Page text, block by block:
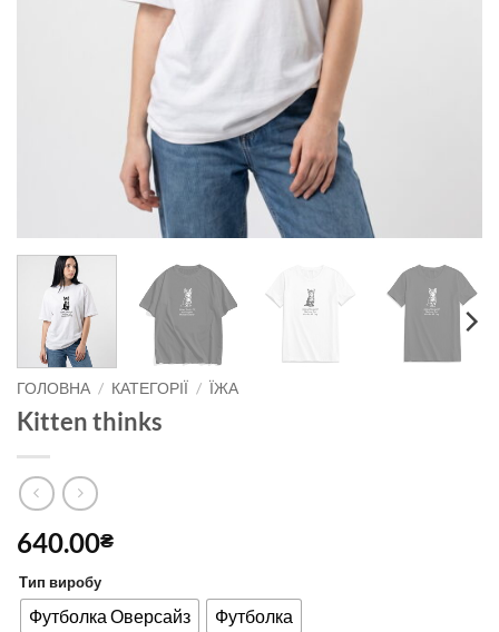
ГОЛОВНА / КАТЕГОРІЇ / ЇЖА
Kitten thinks
640.00₴
Тип виробу
Футболка Оверсайз Футболка